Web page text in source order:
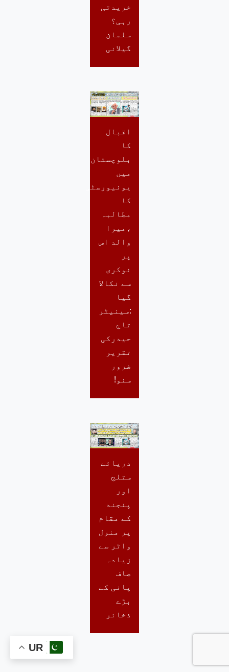
خریدتی
رہی؟
سلمان
گیلانی
اقبال
کا
بلوچستان
میں
یونیورسٹی
کا
مطالبہ
،میرا
والد اس
پر
نوکری
سے نکالا
گیا
:سینیٹر
تاج
حیدرکی
تقریر
ضرور
سنو!
دریائے
ستلج
اور
پنجند
کے مقام
پر منرل
واٹر سے
زیادہ
صاف
پانی کے
بڑے
ذخائر
UR